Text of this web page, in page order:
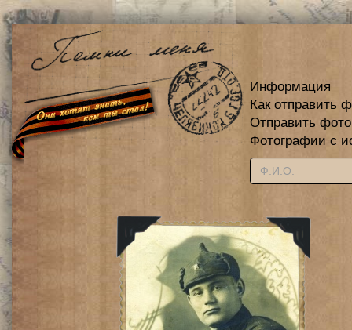
Информация
Как отправить
Отправить
Фотографии с